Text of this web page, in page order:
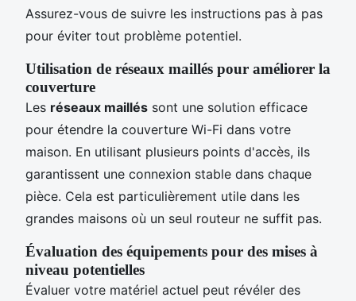
Assurez-vous de suivre les instructions pas à pas
pour éviter tout problème potentiel.
Utilisation de réseaux maillés pour améliorer la
couverture
Les réseaux maillés sont une solution efficace
pour étendre la couverture Wi-Fi dans votre
maison. En utilisant plusieurs points d'accès, ils
garantissent une connexion stable dans chaque
pièce. Cela est particulièrement utile dans les
grandes maisons où un seul routeur ne suffit pas.
Évaluation des équipements pour des mises à
niveau potentielles
Évaluer votre matériel actuel peut révéler des